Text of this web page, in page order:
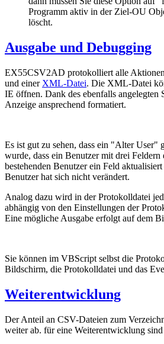
Programm aktiv in der Ziel-OU
löscht.
Ausgabe und Debugging
EX55CSV2AD protokolliert alle
und einer XML-Datei. Die XML-Datei
IE öffnen. Dank des ebenfalls angelegten
Anzeige ansprechend formatiert.
Es ist gut zu sehen, dass ein "Alter User"
wurde, dass ein Benutzer mit drei Feldern
bestehenden Benutzer ein Feld
Benutzer hat sich nicht verändert.
Analog dazu wird in der Protokolldatei
abhängig von den Einstellungen der
Eine mögliche Ausgabe erfolgt auf dem
Sie können im VBScript selbst die
Bildschirm, die Protokolldatei und das
Weiterentwicklung
Der Anteil an CSV-Dateien zum
weiter ab. für eine Weiterentwicklung